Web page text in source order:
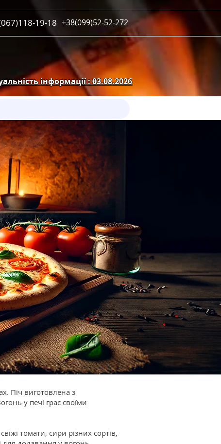
+38(099)52-52-272
19-18
інформації : 03.08.2026
Піч виготовлена з
у печі грає своїми
томати, сири різних сортів,